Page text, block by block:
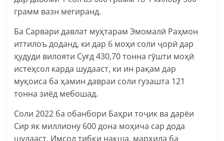
грамм вазн мегиранд.
Ба Сарвари давлат муҳтарам Эмомалӣ Раҳмон
иттилоъ доданд, ки дар 6 моҳи соли ҷорӣ дар
ҳудуди вилояти Суғд 430,70 тонна гӯшти моҳӣ
истеҳсол карда шудааст, ки ин рақам дар
муқоиса ба ҳамин давраи соли гузашта 121
тонна зиёд мебошад.
Соли 2022 ба обанбори Баҳри тоҷик ва дарёи
Сир як миллиону 600 дона моҳича сар дода
шудааст. Имсол тибқи нақша, марҳила ба